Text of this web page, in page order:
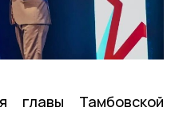
главы Тамбовской